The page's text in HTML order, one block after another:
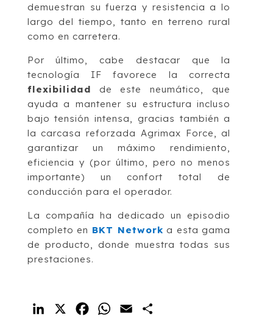
demuestran su fuerza y resistencia a lo
largo del tiempo, tanto en terreno rural
como en carretera.
Por último, cabe destacar que la
tecnología IF favorece la correcta
flexibilidad de este neumático, que
ayuda a mantener su estructura incluso
bajo tensión intensa, gracias también a
la carcasa reforzada Agrimax Force, al
garantizar un máximo rendimiento,
eficiencia y (por último, pero no menos
importante) un confort total de
conducción para el operador.
La compañía ha dedicado un episodio
completo en BKT Network a esta gama
de producto, donde muestra todas sus
prestaciones.
LinkedIn FacebookWhatsApp
Email